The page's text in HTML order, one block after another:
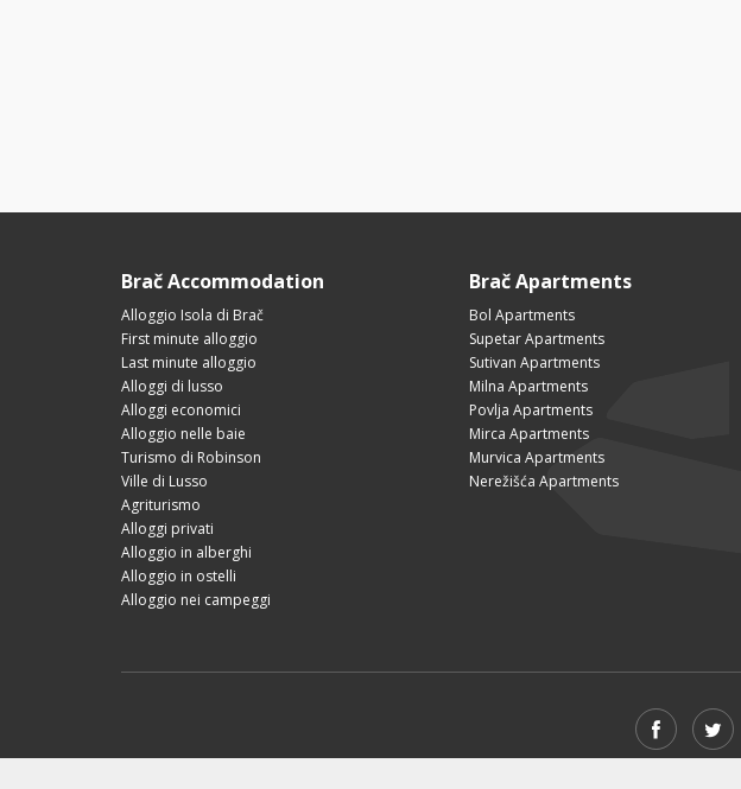
Brač Accommodation
Alloggio Isola di Brač
First minute alloggio
Last minute alloggio
Alloggi di lusso
Alloggi economici
Alloggio nelle baie
Turismo di Robinson
Ville di Lusso
Agriturismo
Alloggi privati
Alloggio in alberghi
Alloggio in ostelli
Alloggio nei campeggi
Brač Apartments
Bol Apartments
Supetar Apartments
Sutivan Apartments
Milna Apartments
Povlja Apartments
Mirca Apartments
Murvica Apartments
Nerežišća Apartments